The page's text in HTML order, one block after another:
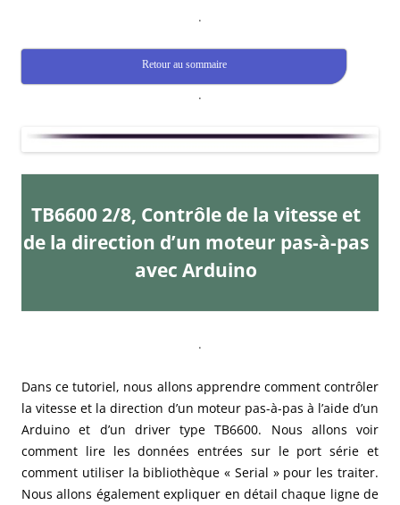
.
Retour au sommaire
.
TB6600 2/8, Contrôle de la vitesse et
de la direction d’un moteur pas-à-pas
avec Arduino
.
Dans ce tutoriel, nous allons apprendre comment contrôler
la vitesse et la direction d’un moteur pas-à-pas à l’aide d’un
Arduino et d’un driver type TB6600. Nous allons voir
comment lire les données entrées sur le port série et
comment utiliser la bibliothèque « Serial » pour les traiter.
Nous allons également expliquer en détail chaque ligne de